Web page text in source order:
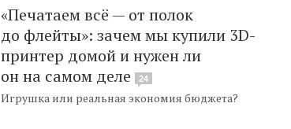
«Печатаем всё — от полок
до флейты»: зачем мы купили 3D-
принтер домой и нужен ли
он на самом деле
24
Игрушка или реальная экономия бюджета?